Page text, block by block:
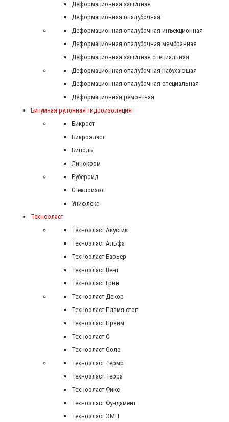
Деформационная защитная
Деформационная опалубочная
Деформационная опалубочная инъекционная
Деформационная опалубочная мембранная
Деформационная защитная специальная
Деформационная опалубочная набухающая
Деформационная опалубочная специальная
Деформационная ремонтная
Битумная рулонная гидроизоляция
Бикрост
Бикроэласт
Биполь
Линокром
Рубероид
Стеклоизол
Унифлекс
Техноэласт
Техноэласт Акустик
Техноэласт Альфа
Техноэласт Барьер
Техноэласт Вент
Техноэласт Грин
Техноэласт Декор
Техноэласт Пламя стоп
Техноэласт Прайм
Техноэласт С
Техноэласт Соло
Техноэласт Термо
Техноэласт Терра
Техноэласт Фикс
Техноэласт Фундамент
Техноэласт ЭМП